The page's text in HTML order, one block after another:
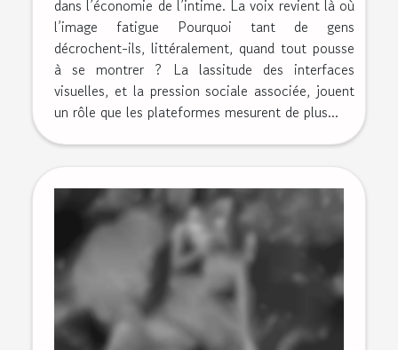
dans l’économie de l’intime. La voix revient là où
l’image fatigue Pourquoi tant de gens
décrochent-ils, littéralement, quand tout pousse
à se montrer ? La lassitude des interfaces
visuelles, et la pression sociale associée, jouent
un rôle que les plateformes mesurent de plus...